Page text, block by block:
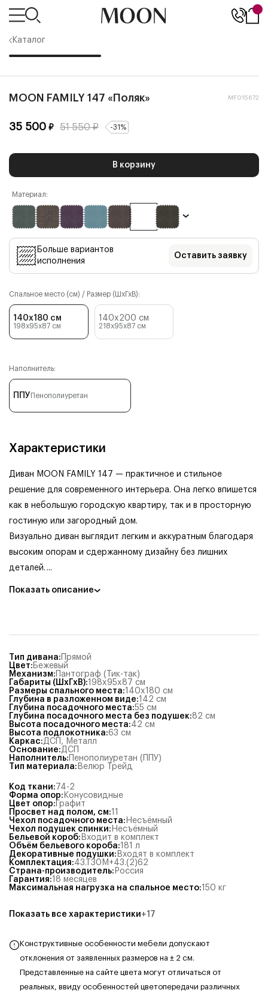
Каталог
MOON FAMILY 147 «Поляк» MF015672
35 500 ₽ 51 550₽ -31 %
В корзину
Материал:
Больше вариантов
исполнения
Оставить заявку
Спальное место (см) / Размер (ШхГхВ):
140x180 см
198x95x87 см
140x200 см
218x95x87см
Наполнитель:
ППУ Пенополиуретан
Характеристики
Диван MOON FAMILY 147 — практичное и стильное
решение для современного интерьера. Она легко впишется
как в небольшую городскую квартиру, так и в просторную
гостиную или загородный дом.
Визуально диван выглядит легким и аккуратным благодаря
высоким опорам и сдержанному дизайну без лишних
деталей. ...
Показать описание
Тип дивана: Прямой
Цвет: Бежевый
Механизм: Пантограф (Тик-так)
Габариты (ШхГхВ):198x95x87 см
Размеры спального места:140x180 см
Глубина в разложенном виде:142 см
Глубина посадочного места:55 см
Глубина посадочного места без подушек:82 см
Высота посадочного места:42 см
Высота подлокотника:63 см
Каркас:ДСП, Металл
Основание:ДСП
Наполнитель: Пенополиуретан (ППУ)
Тип материала: Велюр Трейд
Код ткани: 74-2
Форма опор: Конусовидные
Цвет опор: Графит
Просвет над полом, см:11
Чехол посадочного места: Несъёмный
Чехол подушек спинки: Несъёмный
Бельевой короб: Входит в комплект
Объём бельевого короба:181 л
Декоративные подушки: Входят в комплект
Комплектация:43.Т30М+43.(2)62
Страна-производитель: Россия
Гарантия:18 месяцев
Максимальная нагрузка на спальное место:150 кг
Показать все характеристики+17
Конструктивные особенности мебели допускают
отклонения от заявленных размеров на ± 2 см.
Представленные на сайте цвета могут отличаться от
реальных, ввиду особенностей цветопередачи различных